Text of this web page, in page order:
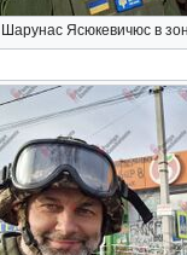
Шарунас Ясюкевичюс в